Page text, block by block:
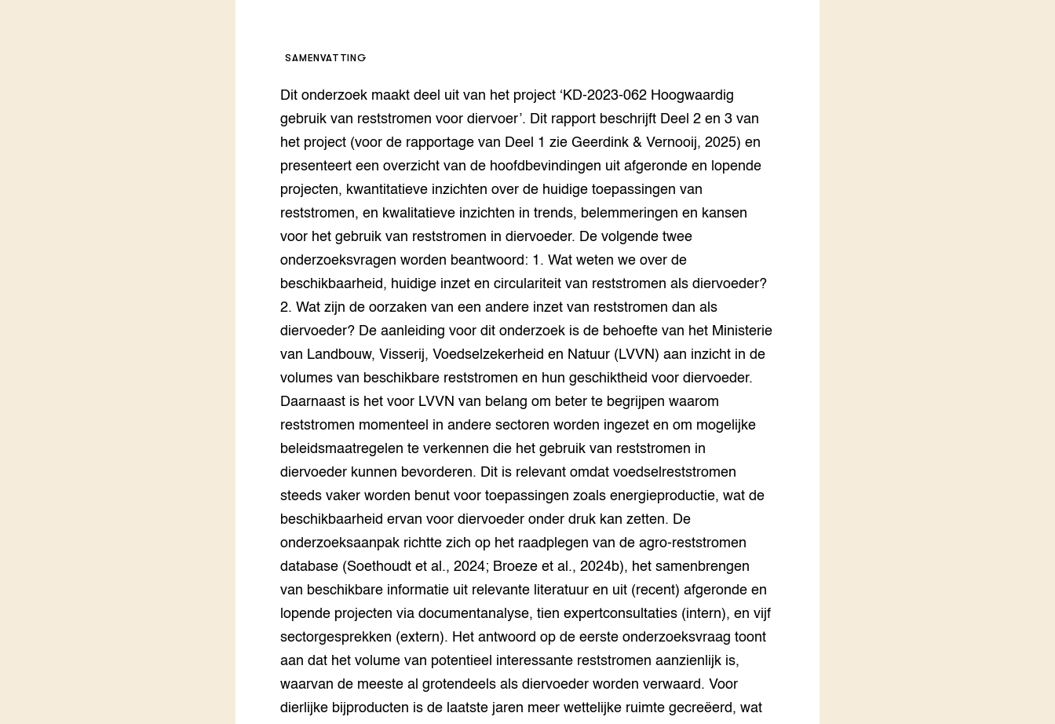
Technologie
Groen, welbevinden en
klimaatadaptatie
CoE Groen
Invasieve exoten
Plantaardige genetische
bronnen
Genetische diversiteit
landbouwhuisdieren
SAMENVATTING
Dit onderzoek maakt deel uit van het project ‘KD-2023-062 Hoogwaardig
gebruik van reststromen voor diervoer’. Dit rapport beschrijft Deel 2 en 3 van
het project (voor de rapportage van Deel 1 zie Geerdink & Vernooij, 2025) en
presenteert een overzicht van de hoofdbevindingen uit afgeronde en lopende
projecten, kwantitatieve inzichten over de huidige toepassingen van
reststromen, en kwalitatieve inzichten in trends, belemmeringen en kansen
voor het gebruik van reststromen in diervoeder. De volgende twee
onderzoeksvragen worden beantwoord: 1. Wat weten we over de
beschikbaarheid, huidige inzet en circulariteit van reststromen als diervoeder?
2. Wat zijn de oorzaken van een andere inzet van reststromen dan als
diervoeder? De aanleiding voor dit onderzoek is de behoefte van het Ministerie
van Landbouw, Visserij, Voedselzekerheid en Natuur (LVVN) aan inzicht in de
volumes van beschikbare reststromen en hun geschiktheid voor diervoeder.
Daarnaast is het voor LVVN van belang om beter te begrijpen waarom
reststromen momenteel in andere sectoren worden ingezet en om mogelijke
beleidsmaatregelen te verkennen die het gebruik van reststromen in
diervoeder kunnen bevorderen. Dit is relevant omdat voedselreststromen
steeds vaker worden benut voor toepassingen zoals energieproductie, wat de
beschikbaarheid ervan voor diervoeder onder druk kan zetten. De
onderzoeksaanpak richtte zich op het raadplegen van de agro-reststromen
database (Soethoudt et al., 2024; Broeze et al., 2024b), het samenbrengen
van beschikbare informatie uit relevante literatuur en uit (recent) afgeronde en
lopende projecten via documentanalyse, tien expertconsultaties (intern), en vijf
sectorgesprekken (extern). Het antwoord op de eerste onderzoeksvraag toont
aan dat het volume van potentieel interessante reststromen aanzienlijk is,
waarvan de meeste al grotendeels als diervoeder worden verwaard. Voor
dierlijke bijproducten is de laatste jaren meer wettelijke ruimte gecreëerd, wat